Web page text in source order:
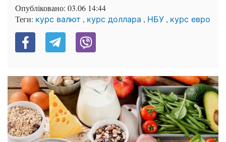
Опубліковано: 03.06 14:44
Теги: курс валют , курс доллара , НБУ , курс евро